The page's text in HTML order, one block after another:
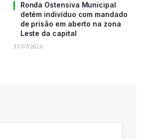
Ronda Ostensiva Municipal
detém indivíduo com mandado
de prisão em aberto na zona
Leste da capital
31/07/2026